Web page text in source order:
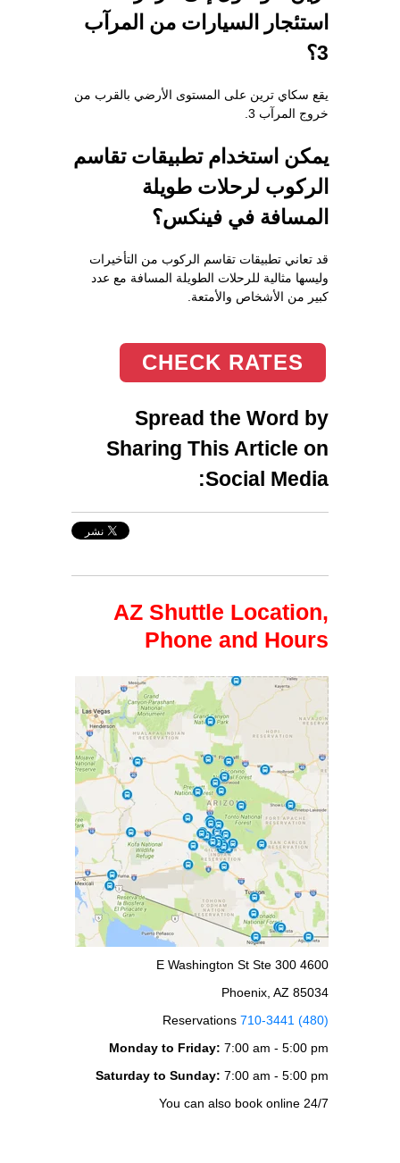
استئجار السيارات من المرآب
3؟
يقع سكاي ترين على المستوى الأرضي بالقرب من
خروج المرآب 3.
يمكن استخدام تطبيقات تقاسم
الركوب لرحلات طويلة
المسافة في فينكس؟
قد تعاني تطبيقات تقاسم الركوب من التأخيرات
وليسها مثالية للرحلات الطويلة المسافة مع عدد
كبير من الأشخاص والأمتعة.
CHECK RATES
Spread the Word by
Sharing This Article on
Social Media:
AZ Shuttle Location,
Phone and Hours
4600 E Washington St Ste 300
Phoenix, AZ 85034
(480) 710-3441
Monday to Friday: 7:00 am - 5:00 pm
Saturday to Sunday: 7:00 am - 5:00 pm
You can also book online 24/7